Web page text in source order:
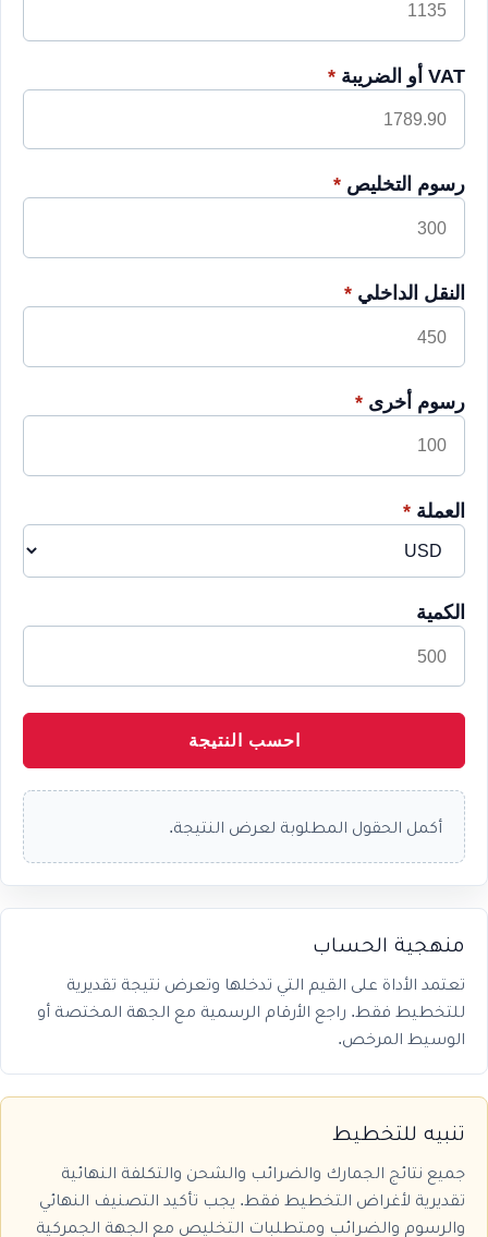
VAT أو الضريبة *
رسوم التخليص *
النقل الداخلي *
رسوم أخرى *
العملة *
الكمية
احسب النتيجة
أكمل الحقول المطلوبة لعرض النتيجة.
منهجية الحساب
تعتمد الأداة على القيم التي تدخلها وتعرض نتيجة تقديرية
للتخطيط فقط. راجع الأرقام الرسمية مع الجهة المختصة أو
الوسيط المرخص.
تنبيه للتخطيط
جميع نتائج الجمارك والضرائب والشحن والتكلفة النهائية
تقديرية لأغراض التخطيط فقط. يجب تأكيد التصنيف النهائي
والرسوم والضرائب ومتطلبات التخليص مع الجهة الجمركية